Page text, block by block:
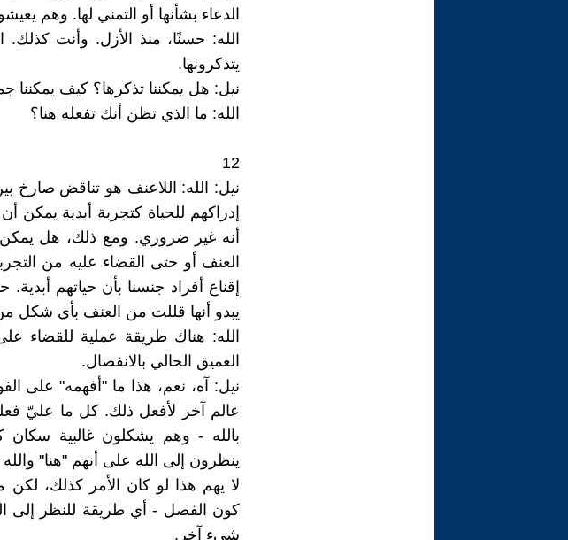
الدعاء بشأنها أو التمني لها. وهم
الله: حسنًا، منذ الأزل. وأنت كذلك.
يتذكرونها.
نيل: هل يمكننا تذكرها؟ كيف يمكننا
الله: ما الذي تظن أنك تفعله هنا؟
12
نيل: الله: اللاعنف هو تناقض صارخ
إدراكهم للحياة كتجربة أبدية يمكن
أنه غير ضروري. ومع ذلك، هل
العنف أو حتى القضاء عليه من
إقناع أفراد جنسنا بأن حياتهم
يبدو أنها قللت من العنف بأي شكل
الله: هناك طريقة عملية للقضاء
العميق الحالي بالانفصال.
نيل: آه، نعم، هذا ما "أفهمه" على
عالم آخر لأفعل ذلك. كل ما عليّ
بالله - وهم يشكلون غالبية سكان
ينظرون إلى الله على أنهم "هنا"
لا يهم هذا لو كان الأمر كذلك،
كون الفصل - أي طريقة للنظر إلى
شيء آخر.